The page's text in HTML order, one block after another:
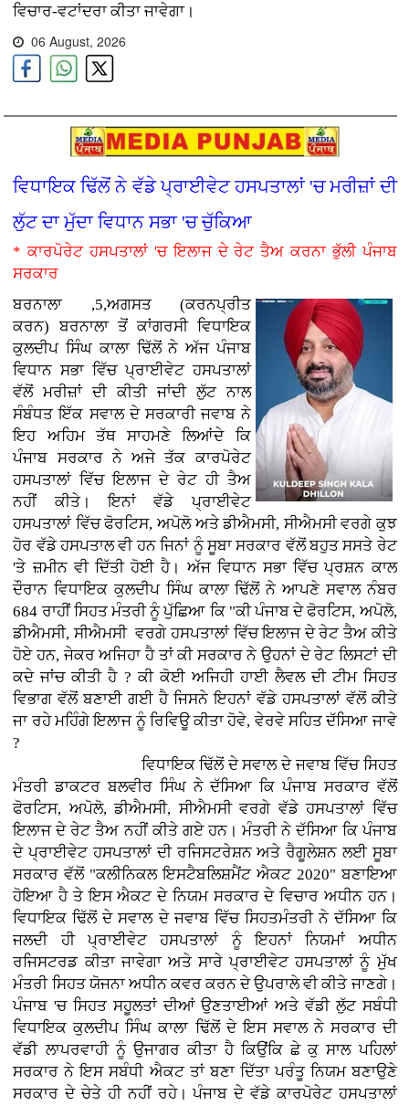
ਵਿਚਾਰ-ਵਟਾਂਦਰਾ ਕੀਤਾ ਜਾਵੇਗਾ।
06 August, 2026
ਵਿਧਾਇਕ ਢਿੱਲੋਂ ਨੇ ਵੱਡੇ ਪ੍ਰਾਈਵੇਟ ਹਸਪਤਾਲਾਂ 'ਚ ਮਰੀਜ਼ਾਂ ਦੀ
ਲੁੱਟ ਦਾ ਮੁੱਦਾ ਵਿਧਾਨ ਸਭਾ 'ਚ ਚੁੱਕਿਆ
* ਕਾਰਪੋਰੇਟ ਹਸਪਤਾਲਾਂ 'ਚ ਇਲਾਜ ਦੇ ਰੇਟ ਤੈਅ ਕਰਨਾ ਭੁੱਲੀ ਪੰਜਾਬ
ਸਰਕਾਰ
ਬਰਨਾਲਾ ,5,ਅਗਸਤ (ਕਰਨਪ੍ਰੀਤ
ਕਰਨ)ਬਰਨਾਲਾ ਤੋਂ ਕਾਂਗਰਸੀ ਵਿਧਾਇਕ
ਕੁਲਦੀਪ ਸਿੰਘ ਕਾਲਾ ਢਿੱਲੋਂ ਨੇ ਅੱਜ ਪੰਜਾਬ
ਵਿਧਾਨ ਸਭਾ ਵਿੱਚ ਪ੍ਰਾਈਵੇਟ ਹਸਪਤਾਲਾਂ
ਵੱਲੋਂ ਮਰੀਜ਼ਾਂ ਦੀ ਕੀਤੀ ਜਾਂਦੀ ਲੁੱਟ ਨਾਲ
ਸੰਬੰਧਤ ਇੱਕ ਸਵਾਲ ਦੇ ਸਰਕਾਰੀ ਜਵਾਬ ਨੇ
ਇਹ ਅਹਿਮ ਤੱਥ ਸਾਹਮਣੇ ਲਿਆਂਦੇ ਕਿ
ਪੰਜਾਬ ਸਰਕਾਰ ਨੇ ਅਜੇ ਤੱਕ ਕਾਰਪੋਰੇਟ
ਹਸਪਤਾਲਾਂ ਵਿੱਚ ਇਲਾਜ ਦੇ ਰੇਟ ਹੀ ਤੈਅ
ਨਹੀਂ ਕੀਤੇ। ਇਨਾਂ ਵੱਡੇ ਪ੍ਰਾਈਵੇਟ
ਹਸਪਤਾਲਾਂ ਵਿੱਚ ਫੋਰਟਿਸ, ਅਪੋਲੋ ਅਤੇ ਡੀਐਮਸੀ, ਸੀਐਮਸੀ ਵਰਗੇ ਕੁਝ
ਹੋਰ ਵੱਡੇ ਹਸਪਤਾਲ ਵੀ ਹਨ ਜਿਨਾਂ ਨੂੰ ਸੂਬਾ ਸਰਕਾਰ ਵੱਲੋਂ ਬਹੁਤ ਸਸਤੇ ਰੇਟ
'ਤੇ ਜ਼ਮੀਨ ਵੀ ਦਿੱਤੀ ਹੋਈ ਹੈ। ਅੱਜ ਵਿਧਾਨ ਸਭਾ ਵਿੱਚ ਪ੍ਰਸ਼ਨ ਕਾਲ
ਦੌਰਾਨ ਵਿਧਾਇਕ ਕੁਲਦੀਪ ਸਿੰਘ ਕਾਲਾ ਢਿੱਲੋਂ ਨੇ ਆਪਣੇ ਸਵਾਲ ਨੰਬਰ
684 ਰਾਹੀਂ ਸਿਹਤ ਮੰਤਰੀ ਨੂੰ ਪੁੱਛਿਆ ਕਿ "ਕੀ ਪੰਜਾਬ ਦੇ ਫੋਰਟਿਸ, ਅਪੋਲੋ,
ਡੀਐਮਸੀ, ਸੀਐਮਸੀ ਵਰਗੇ ਹਸਪਤਾਲਾਂ ਵਿੱਚ ਇਲਾਜ ਦੇ ਰੇਟ ਤੈਅ ਕੀਤੇ
ਹੋਏ ਹਨ, ਜੇਕਰ ਅਜਿਹਾ ਹੈ ਤਾਂ ਕੀ ਸਰਕਾਰ ਨੇ ਉਹਨਾਂ ਦੇ ਰੇਟ ਲਿਸਟਾਂ ਦੀ
ਕਦੇ ਜਾਂਚ ਕੀਤੀ ਹੈ ? ਕੀ ਕੋਈ ਅਜਿਹੀ ਹਾਈ ਲੈਵਲ ਦੀ ਟੀਮ ਸਿਹਤ
ਵਿਭਾਗ ਵੱਲੋਂ ਬਣਾਈ ਗਈ ਹੈ ਜਿਸਨੇ ਇਹਨਾਂ ਵੱਡੇ ਹਸਪਤਾਲਾਂ ਵੱਲੋਂ ਕੀਤੇ
ਜਾ ਰਹੇ ਮਹਿੰਗੇ ਇਲਾਜ ਨੂੰ ਰਿਵਿਊ ਕੀਤਾ ਹੋਵੇ, ਵੇਰਵੇ ਸਹਿਤ ਦੱਸਿਆ ਜਾਵੇ
?
ਵਿਧਾਇਕ ਢਿੱਲੋਂ ਦੇ ਸਵਾਲ ਦੇ ਜਵਾਬ ਵਿੱਚ ਸਿਹਤ
ਮੰਤਰੀ ਡਾਕਟਰ ਬਲਵੀਰ ਸਿੰਘ ਨੇ ਦੱਸਿਆ ਕਿ ਪੰਜਾਬ ਸਰਕਾਰ ਵੱਲੋਂ
ਫੋਰਟਿਸ, ਅਪੋਲੋ, ਡੀਐਮਸੀ, ਸੀਐਮਸੀ ਵਰਗੇ ਵੱਡੇ ਹਸਪਤਾਲਾਂ ਵਿੱਚ
ਇਲਾਜ ਦੇ ਰੇਟ ਤੈਅ ਨਹੀਂ ਕੀਤੇ ਗਏ ਹਨ। ਮੰਤਰੀ ਨੇ ਦੱਸਿਆ ਕਿ ਪੰਜਾਬ
ਦੇ ਪ੍ਰਾਈਵੇਟ ਹਸਪਤਾਲਾਂ ਦੀ ਰਜਿਸਟਰੇਸ਼ਨ ਅਤੇ ਰੈਗੂਲੇਸ਼ਨ ਲਈ ਸੂਬਾ
ਸਰਕਾਰ ਵੱਲੋਂ "ਕਲੀਨਿਕਲ ਇਸਟੈਬਲਿਸ਼ਮੈਂਟ ਐਕਟ 2020" ਬਣਾਇਆ
ਹੋਇਆ ਹੈ ਤੇ ਇਸ ਐਕਟ ਦੇ ਨਿਯਮ ਸਰਕਾਰ ਦੇ ਵਿਚਾਰ ਅਧੀਨ ਹਨ।
ਵਿਧਾਇਕ ਢਿੱਲੋਂ ਦੇ ਸਵਾਲ ਦੇ ਜਵਾਬ ਵਿੱਚ ਸਿਹਤਮੰਤਰੀ ਨੇ ਦੱਸਿਆ ਕਿ
ਜਲਦੀ ਹੀ ਪ੍ਰਾਈਵੇਟ ਹਸਪਤਾਲਾਂ ਨੂੰ ਇਹਨਾਂ ਨਿਯਮਾਂ ਅਧੀਨ
ਰਜਿਸਟਰਡ ਕੀਤਾ ਜਾਵੇਗਾ ਅਤੇ ਸਾਰੇ ਪ੍ਰਾਈਵੇਟ ਹਸਪਤਾਲਾਂ ਨੂੰ ਮੁੱਖ
ਮੰਤਰੀ ਸਿਹਤ ਯੋਜਨਾ ਅਧੀਨ ਕਵਰ ਕਰਨ ਦੇ ਉਪਰਾਲੇ ਵੀ ਕੀਤੇ ਜਾਣਗੇ।
ਪੰਜਾਬ 'ਚ ਸਿਹਤ ਸਹੂਲਤਾਂ ਦੀਆਂ ਉਣਤਾਈਆਂ ਅਤੇ ਵੱਡੀ ਲੁੱਟ ਸਬੰਧੀ
ਵਿਧਾਇਕ ਕੁਲਦੀਪ ਸਿੰਘ ਕਾਲਾ ਢਿੱਲੋਂ ਦੇ ਇਸ ਸਵਾਲ ਨੇ ਸਰਕਾਰ ਦੀ
ਵੱਡੀ ਲਾਪਰਵਾਹੀ ਨੂੰ ਉਜਾਗਰ ਕੀਤਾ ਹੈ ਕਿਉਂਕਿ ਛੇ ਕੁ ਸਾਲ ਪਹਿਲਾਂ
ਸਰਕਾਰ ਨੇ ਇਸ ਸਬੰਧੀ ਐਕਟ ਤਾਂ ਬਣਾ ਦਿੱਤਾ ਪਰੰਤੂ ਨਿਯਮ ਬਣਾਉਣੇ
ਸਰਕਾਰ ਦੇ ਚੇਤੇ ਹੀ ਨਹੀਂ ਰਹੇ। ਪੰਜਾਬ ਦੇ ਵੱਡੇ ਕਾਰਪੋਰੇਟ ਹਸਪਤਾਲਾਂ